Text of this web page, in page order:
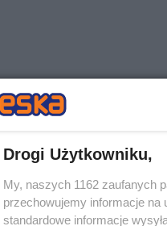
Drogi Użytkowniku,
My, naszych 1162 zaufanych
przechowujemy informacje na
standardowe informacje